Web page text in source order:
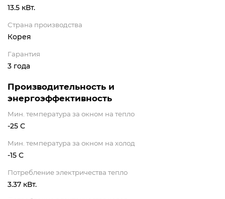
13.5 кВт.
Страна производства
Корея
Гарантия
3 года
Производительность и
энергоэффективность
Мин. температура за окном на тепло
-25 С
Мин. температура за окном на холод
-15 С
Потребление электричества тепло
3.37 кВт.